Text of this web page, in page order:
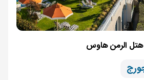
هتل الرمن هاوس